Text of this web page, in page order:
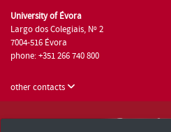
University of Évora
Largo dos Colegiais, Nº 2
7004-516 Évora
phone: +351 266 740 800
other contacts